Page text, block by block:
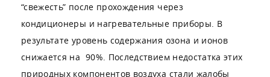
“свежесть” после прохождения через
кондиционеры и нагревательные приборы. В
результате уровень содержания озона и ионов
снижается на 90%. Последствием недостатка этих
природных компонентов воздуха стали жалобы